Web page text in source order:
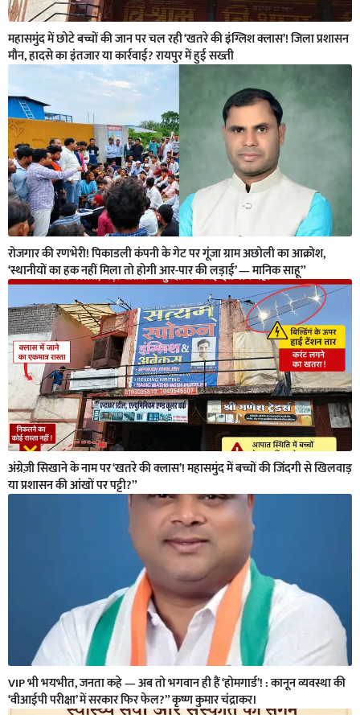
महासमुंद में छोटे बच्चों की जान पर चल रही ‘खतरे की इंग्लिश क्लास’! जिला प्रशासन
मौन, हादसे का इंतजार या कार्रवाई? रायपुर में हुई सख्ती
रोजगार की रणभेरी! पिकाडली कंपनी के गेट पर गूंजा ग्राम अछोली का आक्रोश,
‘स्थानीयों का हक नहीं मिला तो होगी आर-पार की लड़ाई’ — मानिक साहू”
अंग्रेज़ी सिखाने के नाम पर ‘खतरे की क्लास’! महासमुंद में बच्चों की जिंदगी से खिलवाड़
या प्रशासन की आंखों पर पट्टी?”
VIP भी भयभीत, जनता कहे — अब तो भगवान ही हैं ‘होमगार्ड’! : कानून व्यवस्था की
‘वीआईपी परीक्षा’ में सरकार फिर फेल?” कृष्ण कुमार चंद्राकर।